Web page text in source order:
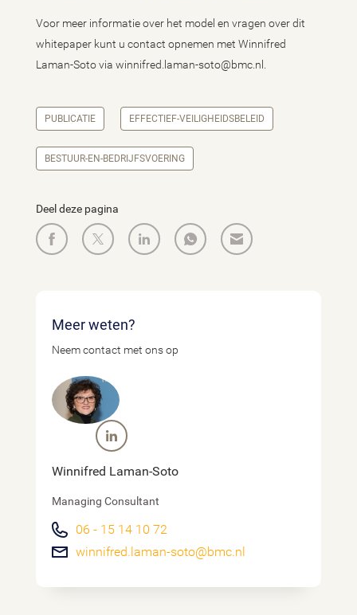
Voor meer informatie over het model en vragen over dit
whitepaper kunt u contact opnemen met Winnifred
Laman-Soto via winnifred.laman-soto@bmc.nl.
PUBLICATIE EFFECTIEF-VEILIGHEIDSBELEID
BESTUUR-EN-BEDRIJFSVOERING
Deel deze pagina
Meer weten?
Neem contact met ons op
Winnifred Laman-Soto
Managing Consultant
06 - 15 14 10 72
winnifred.laman-soto@bmc.nl